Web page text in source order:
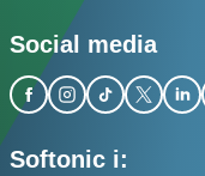
Social media
Softonic i: